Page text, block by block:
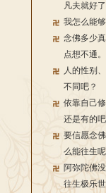
凡夫就好
我怎么能
念佛多少
点想不通。
人的性别
不同吧？
依靠自己
还是有的吧
要信愿念
么能往生呢
阿弥陀佛
往生极乐